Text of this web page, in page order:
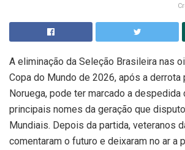
A eliminação da Seleção Brasileira nas
Copa do Mundo de 2026, após a derrota
Noruega, pode ter marcado a despedida
principais nomes da geração que
Mundiais. Depois da partida, veteranos
comentaram o futuro e deixaram no ar a